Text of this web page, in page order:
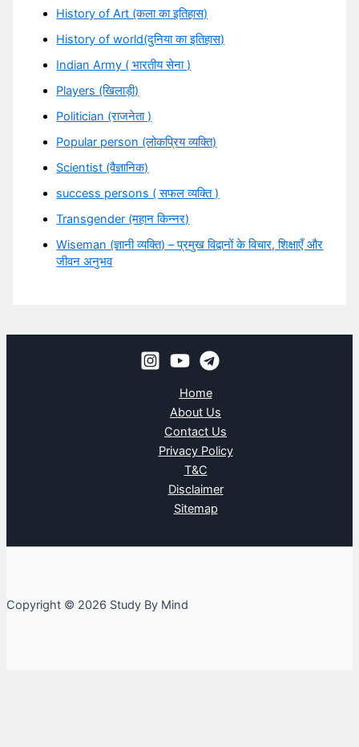
History of Art (कला का इतिहास)
History of world(दुनिया का इतिहास)
Indian Army ( भारतीय सेना )
Players (खिलाड़ी)
Politician (राजनेता )
Popular person (लोकप्रिय व्यक्ति)
Scientist (वैज्ञानिक)
success persons ( सफल व्यक्ति )
Transgender (महान किन्नर)
Wiseman (ज्ञानी व्यक्ति) – प्रमुख विद्वानों के विचार, शिक्षाएँ और
जीवन अनुभव
Home
About Us
Contact Us
Privacy Policy
T&C
Disclaimer
Sitemap
Copyright © 2026 Study By Mind